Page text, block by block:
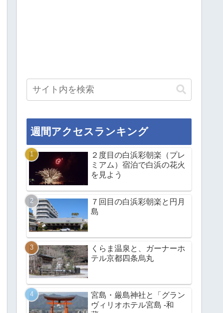
週間アクセスランキング
２度目の白浜彩朝楽（プレ
ミアム）宿泊で白浜の花火
を見よう
７回目の白浜彩朝楽と円月
島
くらま温泉と、ガーナーホ
テル京都四条烏丸
宮島・厳島神社と「グラン
ヴィリオホテル宮島 -和